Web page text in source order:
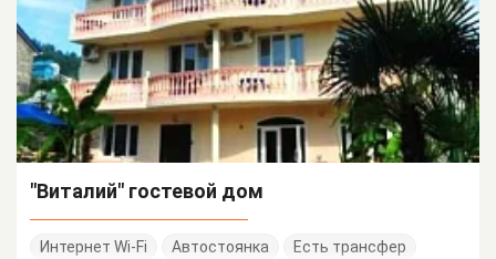
"Виталий" гостевой дом
Интернет Wi-Fi Автостоянка Есть трансфер